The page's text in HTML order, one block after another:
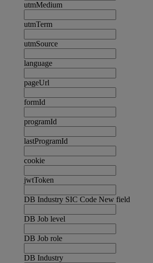
utmMedium
utmTerm
utmSource
language
pageUrl
formId
programId
lastProgramId
cookie
jwtToken
DB Industry SIC Code New field
DB Job level
DB Job role
DB Industry